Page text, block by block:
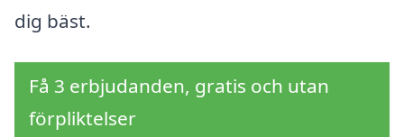
dig bäst.
Få 3 erbjudanden, gratis och utan
förpliktelser